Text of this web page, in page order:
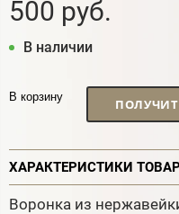
500 руб.
В наличии
В корзину
ХАРАКТЕРИСТИКИ
Воронка из